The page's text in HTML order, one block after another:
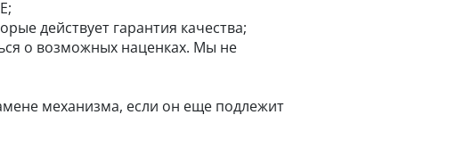
действует гарантия качества;
о возможных наценках. Мы не
механизма, если он еще подлежит